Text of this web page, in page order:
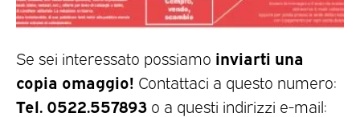
Se sei interessato possiamo inviarti una
copia omaggio! Contattaci a questo numero:
Tel. 0522.557893 o a questi indirizzi e-mail: